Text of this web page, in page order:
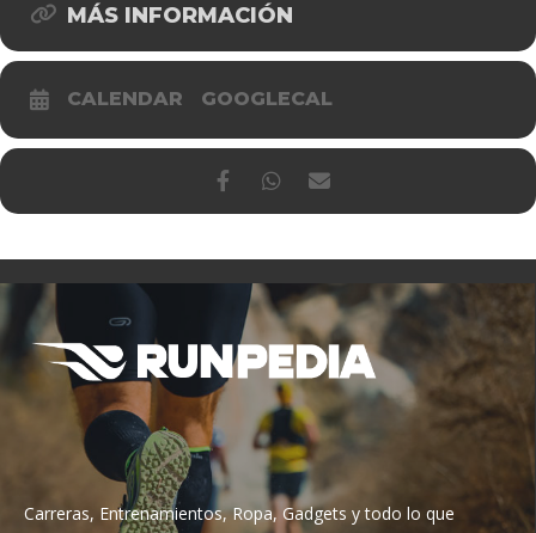
MÁS INFORMACIÓN
CALENDAR GOOGLECAL
Carreras, Entrenamientos, Ropa, Gadgets y todo lo que